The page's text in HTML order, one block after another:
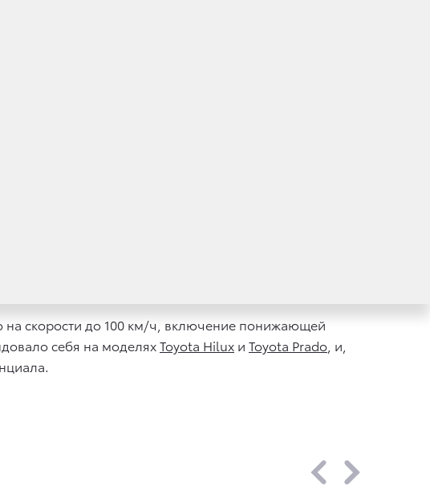
обивку кресел с электроприводом сиденья
двери багажного отделения. Внешне автомобиль
скорости до 100 км/ч, включение понижающей
себя на моделяхToyota Hilux и Toyota Prado , и,